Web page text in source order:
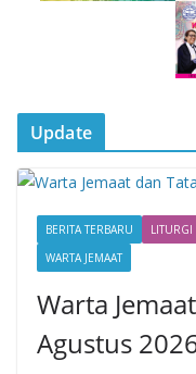
Update
BERITA TERBARU
WARTA JEMAAT
Warta
Agustus